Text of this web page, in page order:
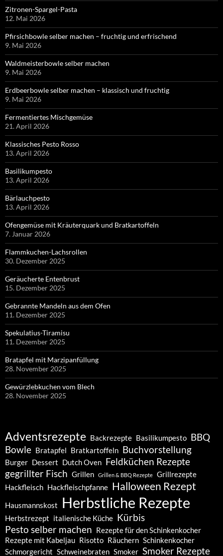
Zitronen-Spargel-Pasta
12. Mai 2026
Pfirsichbowle selber machen – fruchtig und erfrischend
9. Mai 2026
Waldmeisterbowle selber machen
9. Mai 2026
Erdbeerbowle selber machen – klassisch und fruchtig
9. Mai 2026
Fermentiertes Mischgemüse
21. April 2026
Klassisches Pesto Rosso
13. April 2026
Basilikumpesto
13. April 2026
Bärlauchpesto
13. April 2026
Ofengemüse mit Kräuterquark und Bratkartoffeln
7. Januar 2026
Flammkuchen-Lachsrollen
30. Dezember 2025
Geräucherte Entenbrust
15. Dezember 2025
Gebrannte Mandeln aus dem Ofen
11. Dezember 2025
Spekulatius-Tiramisu
11. Dezember 2025
Bratapfel mit Marzipanfüllung
28. November 2025
Gewürzlebkuchen vom Blech
28. November 2025
Adventsrezepte Backrezepte Basilikumpesto BBQ
Bowle Bratapfel Bratkartoffeln Buchvorstellung
Burger Dessert Dutch Oven Feldküchen Rezepte
gegrillter Fisch Grillen Grillen & BBQ Rezepte
Grillrezepte
Hackfleisch Hackfleischpfanne Halloween Rezept
Hausmannskost Herbstliche Rezepte
Herbstrezept italienische Küche Kürbis
Pesto selber machen Rezepte für den Schinkenkocher
Rezepte mit Kabeljau Risotto Räuchern Schinkenkocher
Schmorgericht Schweinebraten Smoker Smoker Rezepte